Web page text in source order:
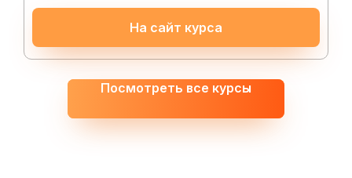
На сайт курса
Посмотреть все курсы